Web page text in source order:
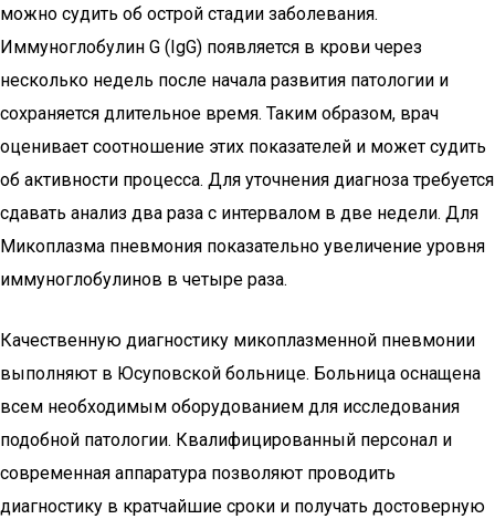
можно судить об острой стадии заболевания.
Иммуноглобулин G (IgG) появляется в крови через
несколько недель после начала развития патологии и
сохраняется длительное время. Таким образом, врач
оценивает соотношение этих показателей и может судить
об активности процесса. Для уточнения диагноза требуется
сдавать анализ два раза с интервалом в две недели. Для
Микоплазма пневмония показательно увеличение уровня
иммуноглобулинов в четыре раза.
Качественную диагностику микоплазменной пневмонии
выполняют в Юсуповской больнице. Больница оснащена
всем необходимым оборудованием для исследования
подобной патологии. Квалифицированный персонал и
современная аппаратура позволяют проводить
диагностику в кратчайшие сроки и получать достоверную